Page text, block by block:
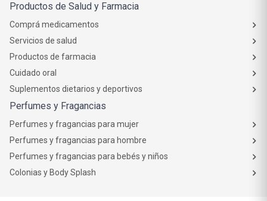
Productos de Salud y Farmacia
Comprá medicamentos
Servicios de salud
Productos de farmacia
Cuidado oral
Suplementos dietarios y deportivos
Perfumes y Fragancias
Perfumes y fragancias para mujer
Perfumes y fragancias para hombre
Perfumes y fragancias para bebés y niños
Colonias y Body Splash